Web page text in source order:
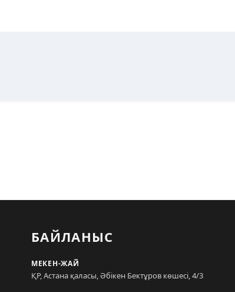
БАЙЛАНЫС
МЕКЕН-ЖАЙ
ҚР, Астана қаласы, Әбікен Бектұров көшесі, 4/3